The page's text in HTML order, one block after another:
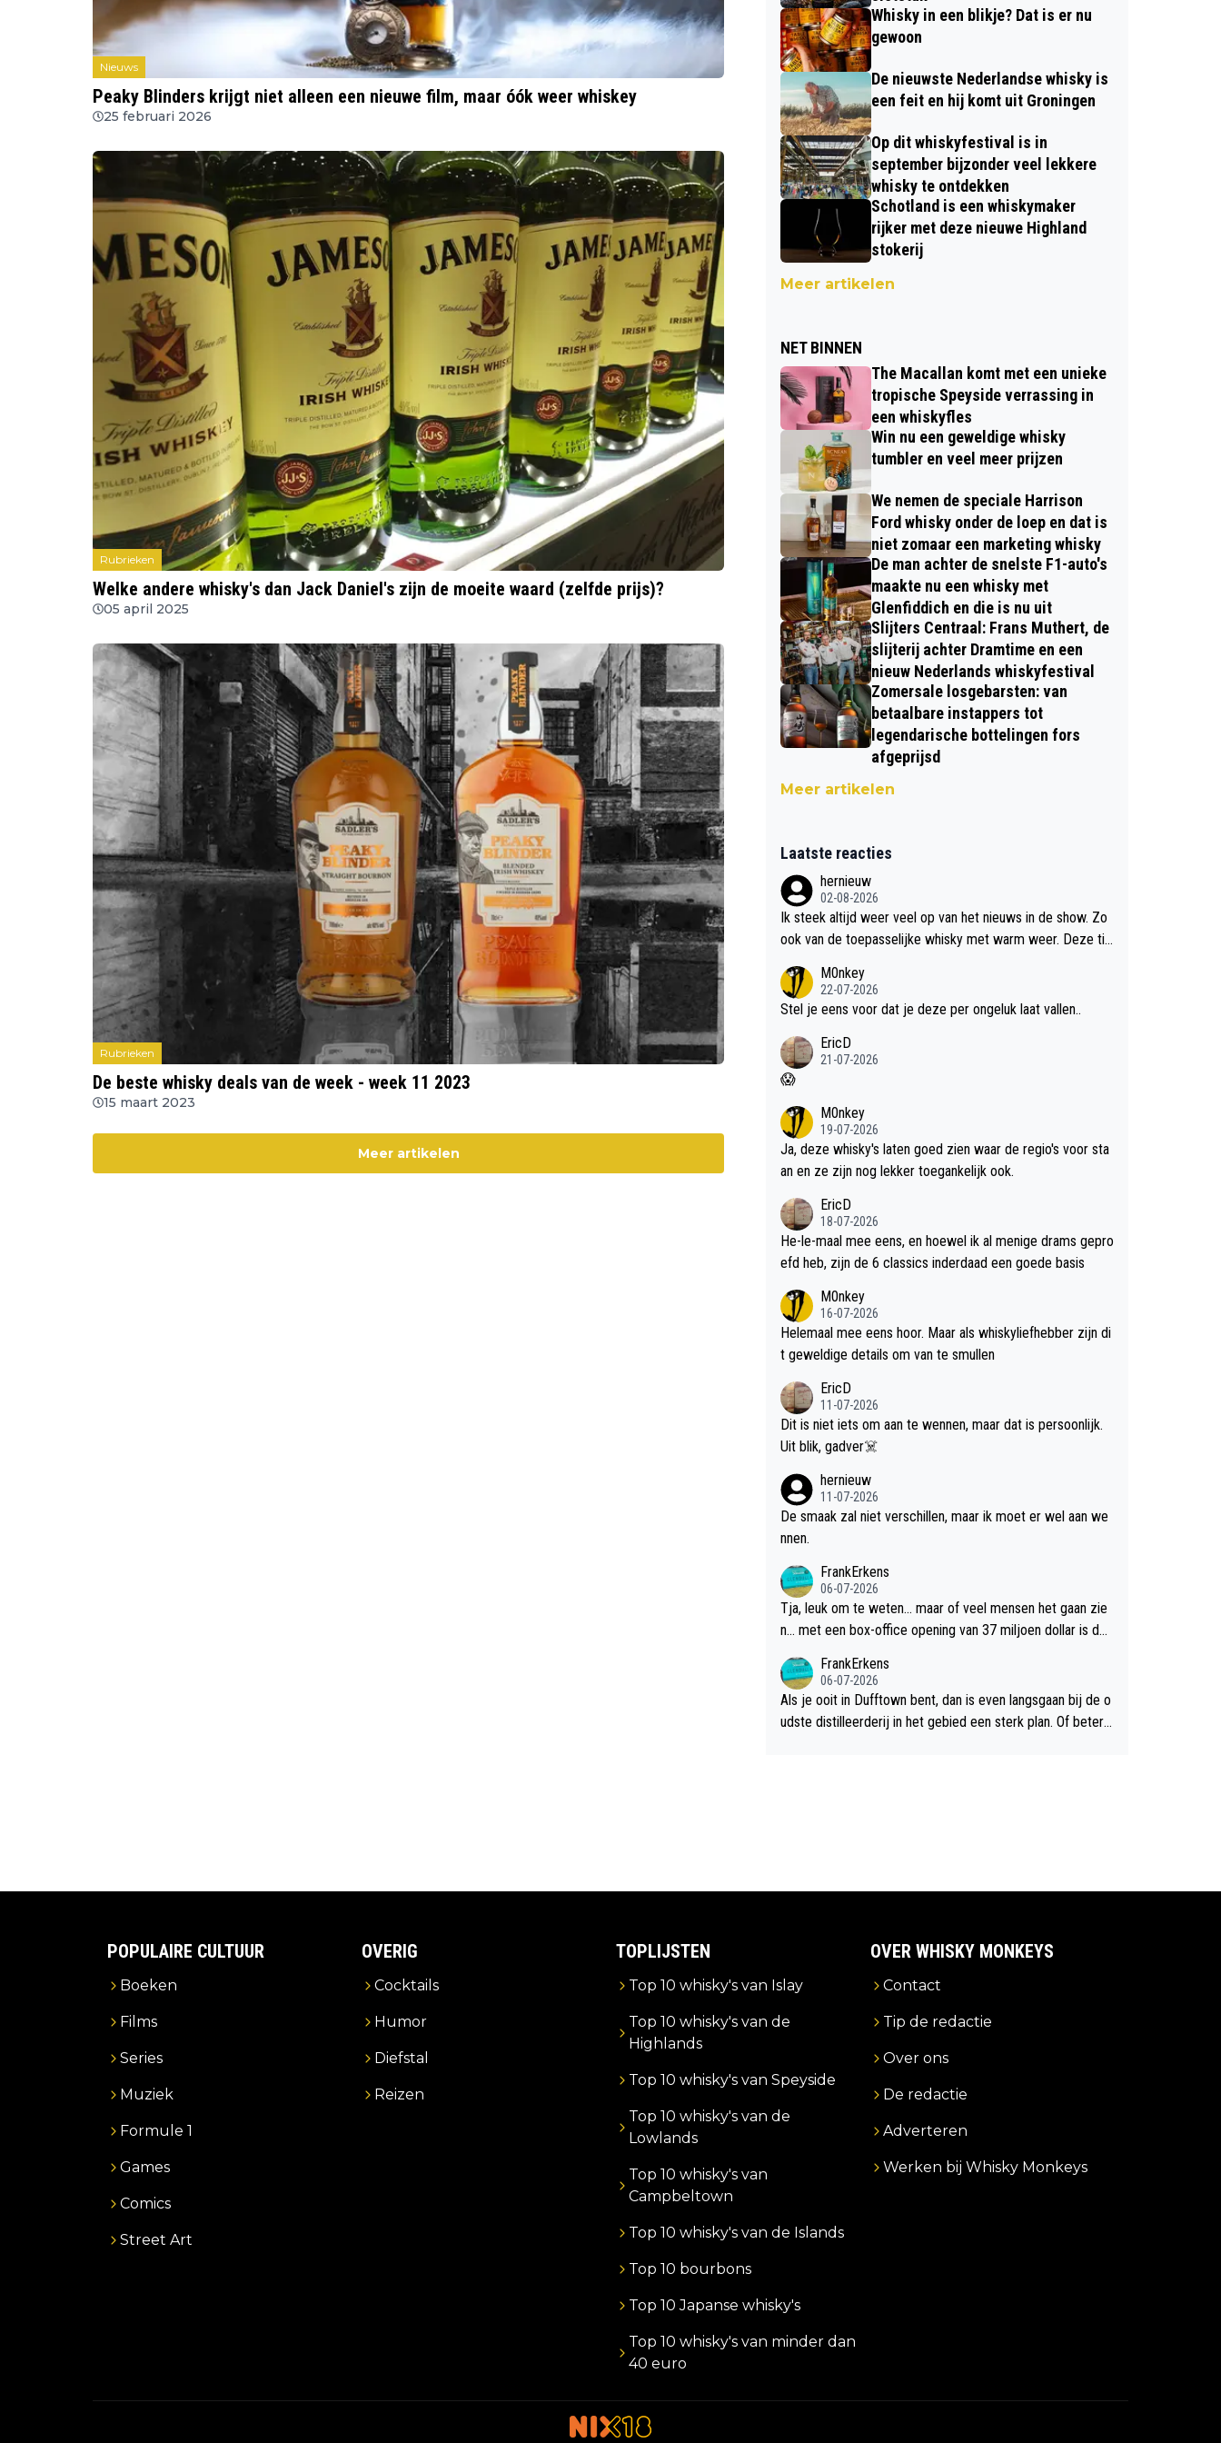
Nieuws
Peaky Blinders krijgt niet alleen een nieuwe film, maar óók weer whiskey
25 februari 2026
Rubrieken
Welke andere whisky's dan Jack Daniel's zijn de moeite waard (zelfde prijs)?
05 april 2025
Rubrieken
De beste whisky deals van de week - week 11 2023
15 maart 2023
Meer artikelen
Whisky in een blikje? Dat is er nu
gewoon
De nieuwste Nederlandse whisky is
een feit en hij komt uit Groningen
Op dit whiskyfestival is in
september bijzonder veel lekkere
whisky te ontdekken
Schotland is een whiskymaker
rijker met deze nieuwe Highland
stokerij
Meer artikelen
NET BINNEN
The Macallan komt met een unieke
tropische Speyside verrassing in
een whiskyfles
Win nu een geweldige whisky
tumbler en veel meer prijzen
We nemen de speciale Harrison
Ford whisky onder de loep en dat is
niet zomaar een marketing whisky
De man achter de snelste F1-auto's
maakte nu een whisky met
Glenfiddich en die is nu uit
Slijters Centraal: Frans Muthert, de
slijterij achter Dramtime en een
nieuw Nederlands whiskyfestival
Zomersale losgebarsten: van
betaalbare instappers tot
legendarische bottelingen fors
afgeprijsd
Meer artikelen
Laatste reacties
hernieuw
02-08-2026
Ik steek altijd weer veel op van het nieuws in de show. Zo
ook van de toepasselijke whisky met warm weer. Deze tip
M0nkey
22-07-2026
Stel je eens voor dat je deze per ongeluk laat vallen..
EricD
21-07-2026
😱
M0nkey
19-07-2026
Ja, deze whisky's laten goed zien waar de regio's voor sta
an en ze zijn nog lekker toegankelijk ook.
EricD
18-07-2026
He-le-maal mee eens, en hoewel ik al menige drams gepro
efd heb, zijn de 6 classics inderdaad een goede basis
M0nkey
16-07-2026
Helemaal mee eens hoor. Maar als whiskyliefhebber zijn di
t geweldige details om van te smullen
EricD
11-07-2026
Dit is niet iets om aan te wennen, maar dat is persoonlijk.
Uit blik, gadver☠️
hernieuw
11-07-2026
De smaak zal niet verschillen, maar ik moet er wel aan we
nnen.
FrankErkens
06-07-2026
Tja, leuk om te weten... maar of veel mensen het gaan zie
n... met een box-office opening van 37 miljoen dollar is de
FrankErkens
06-07-2026
Als je ooit in Dufftown bent, dan is even langsgaan bij de o
udste distilleerderij in het gebied een sterk plan. Of beter n
POPULAIRE CULTUUR
Boeken
Films
Series
Muziek
Formule 1
Games
Comics
Street Art
OVERIG
Cocktails
Humor
Diefstal
Reizen
TOPLIJSTEN
Top 10 whisky's van Islay
Top 10 whisky's van de
Highlands
Top 10 whisky's van Speyside
Top 10 whisky's van de
Lowlands
Top 10 whisky's van
Campbeltown
Top 10 whisky's van de Islands
Top 10 bourbons
Top 10 Japanse whisky's
Top 10 whisky's van minder dan
40 euro
OVER WHISKY MONKEYS
Contact
Tip de redactie
Over ons
De redactie
Adverteren
Werken bij Whisky Monkeys